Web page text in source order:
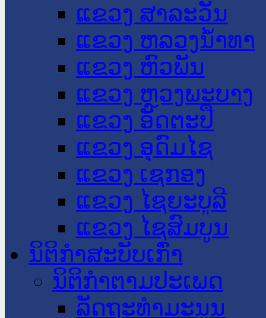
ແຂວງ ສາລະວັນ
ແຂວງ ຫລວງນໍ້າທາ
ແຂວງ ຫົວພັນ
ແຂວງ ຫຼວງພະບາງ
ແຂວງ ອັດຕະປື
ແຂວງ ອຸດົມໄຊ
ແຂວງ ເຊກອງ
ແຂວງ ໄຊຍະບູລີ
ແຂວງ ໄຊສົມບູນ
ນິຕິກໍາສະບັບເກົ່າ
ນິຕິກຳຕາມປະເພດ
ລັດຖະທໍາມະນູນ